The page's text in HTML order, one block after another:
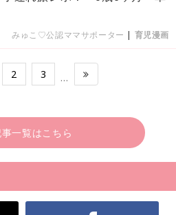
みゅこ♡公認ママサポーター | 育児漫画
2 3 …
一覧はこちら